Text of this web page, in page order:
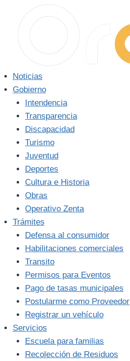
contenido
Noticias
Gobierno
Intendencia
Transparencia
Discapacidad
Turismo
Juventud
Deportes
Cultura e Historia
Obras
Operativo Zenta
Trámites
Defensa al consumidor
Habilitaciones comerciales
Transito
Permisos para Eventos
Pago de tasas municipales
Postularme como Proveedor
Registrar un vehículo
Servicios
Escuela para familias
Recolección de Residuos